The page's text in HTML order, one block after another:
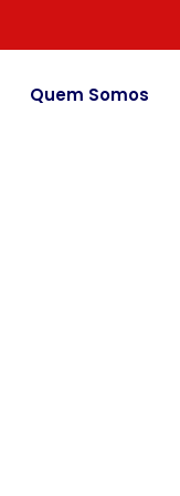
Quem Somos